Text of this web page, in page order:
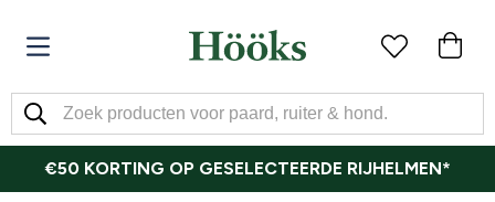
€50 KORTING OP GESELECTEERDE RIJHELMEN*